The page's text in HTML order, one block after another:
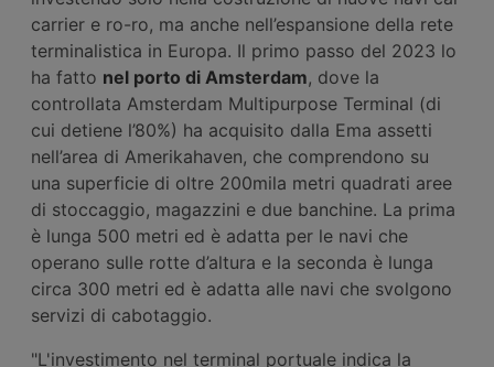
carrier e ro-ro, ma anche nell’espansione della rete
terminalistica in Europa. Il primo passo del 2023 lo
ha fatto nel porto di Amsterdam, dove la
controllata Amsterdam Multipurpose Terminal (di
cui detiene l’80%) ha acquisito dalla Ema assetti
nell’area di Amerikahaven, che comprendono su
una superficie di oltre 200mila metri quadrati aree
di stoccaggio, magazzini e due banchine. La prima
è lunga 500 metri ed è adatta per le navi che
operano sulle rotte d’altura e la seconda è lunga
circa 300 metri ed è adatta alle navi che svolgono
servizi di cabotaggio.
"L'investimento nel terminal portuale indica la